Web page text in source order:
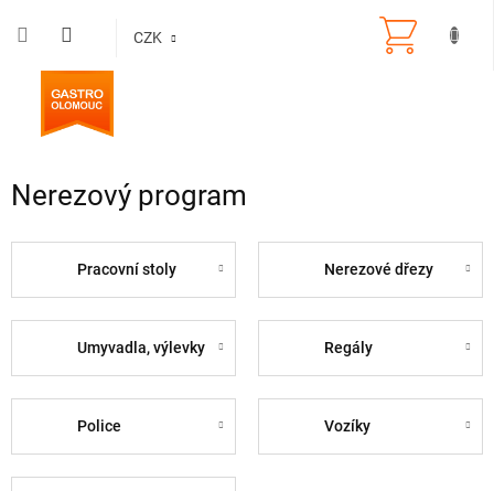
CZK
Nerezový program
Pracovní stoly Nerezové dřezy
Umyvadla, výlevky Regály
Police Vozíky